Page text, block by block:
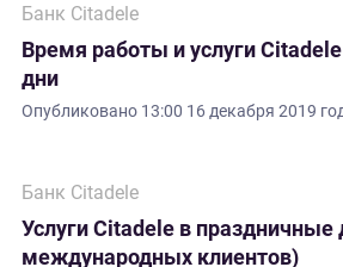
Банк Citadele
Время работы и услуги
дни
Опубликовано 13:00 16 декабря 2019
Банк Citadele
Услуги Citadele в праздничные
международных клиентов)